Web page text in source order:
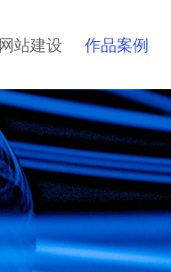
网站建设 作品案例